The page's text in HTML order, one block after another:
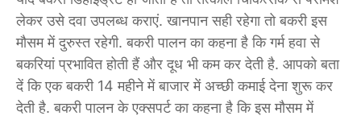
लेकर उसे दवा उपलब्ध कराएं. खानपान सही रहेगा तो बकरी इस
मौसम में दुरुस्त रहेगी. बकरी पालन का कहना है कि गर्म हवा से
बकरियां प्रभावित होती हैं और दूध भी कम कर देती है. आपको बता
दें कि एक बकरी 14 महीने में बाजार में अच्छी कमाई देना शुरू कर
देती है. बकरी पालन के एक्सपर्ट का कहना है कि इस मौसम में